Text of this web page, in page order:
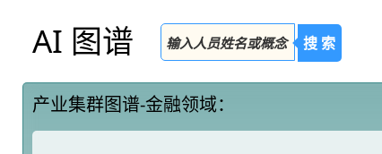
AI 图谱 搜 索
产业集群图谱-金融领域：